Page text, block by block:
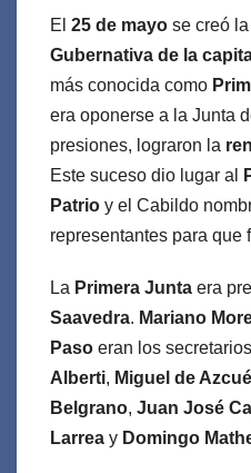
El 25 de mayo se creó la
Gubernativa de la
más conocida como
era oponerse a la Junta
presiones, lograron la
Este suceso dio lugar al
Patrio y el Cabildo
representantes para que
La Primera Junta era
Saavedra. Mariano
Paso eran los
Alberti, Miguel de
Belgrano, Juan José
Larrea y Domingo